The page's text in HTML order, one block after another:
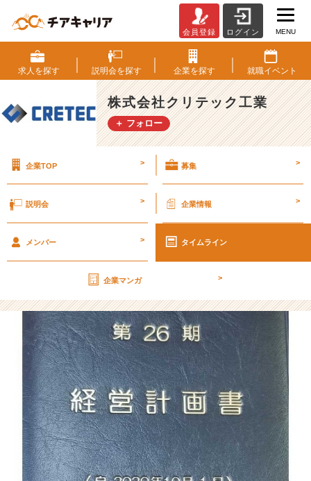
2
6
期
【社
外
秘】
画
o
【株
式
会
社
ク
リ
テ
ッ
ク
工
業
の
タ
イ
会員登録 ログイン MENU
求人を探す 説明会を探す 企業を探す 就職イベント
株式会社クリテック工業
＋ フォロー
企業TOP > 募集 >
説明会 > 企業情報 >
メンバー > タイムライン
企業マンガ >